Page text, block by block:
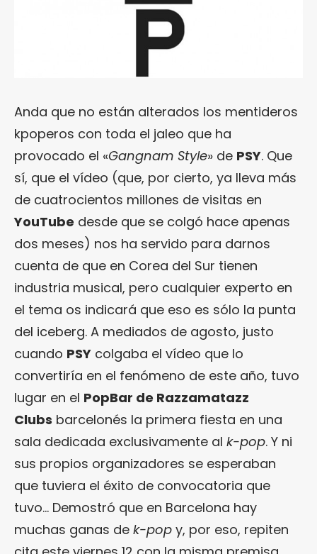
Anda que no están alterados los mentideros
kpoperos con toda el jaleo que ha
provocado el «Gangnam Style» de PSY. Que
sí, que el vídeo (que, por cierto, ya lleva más
de cuatrocientos millones de visitas en
YouTube desde que se colgó hace apenas
dos meses) nos ha servido para darnos
cuenta de que en Corea del Sur tienen
industria musical, pero cualquier experto en
el tema os indicará que eso es sólo la punta
del iceberg. A mediados de agosto, justo
cuando PSY colgaba el vídeo que lo
convertiría en el fenómeno de este año, tuvo
lugar en el PopBar de Razzamatazz
Clubs barcelonés la primera fiesta en una
sala dedicada exclusivamente al k-pop. Y ni
sus propios organizadores se esperaban
que tuviera el éxito de convocatoria que
tuvo… Demostró que en Barcelona hay
muchas ganas de k-pop y, por eso, repiten